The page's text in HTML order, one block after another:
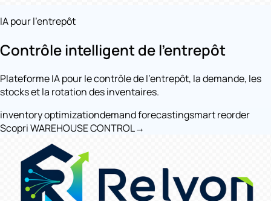
IA pour l'entrepôt
Contrôle intelligent de l'entrepôt
Plateforme IA pour le contrôle de l'entrepôt, la demande, les
stocks et la rotation des inventaires.
inventory optimizationdemand forecastingsmart reorder
Scopri WAREHOUSE CONTROL→